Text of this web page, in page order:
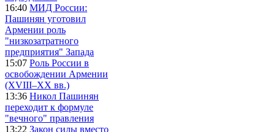
16:40 МИД России:
Пашинян уготовил
Армении роль
"низкозатратного
предприятия" Запада
15:07 Роль России в
освобождении Армении
(XVIII–XX вв.)
13:36 Никол Пашинян
переходит к формуле
"вечного" правления
13:22 Закон силы вместо